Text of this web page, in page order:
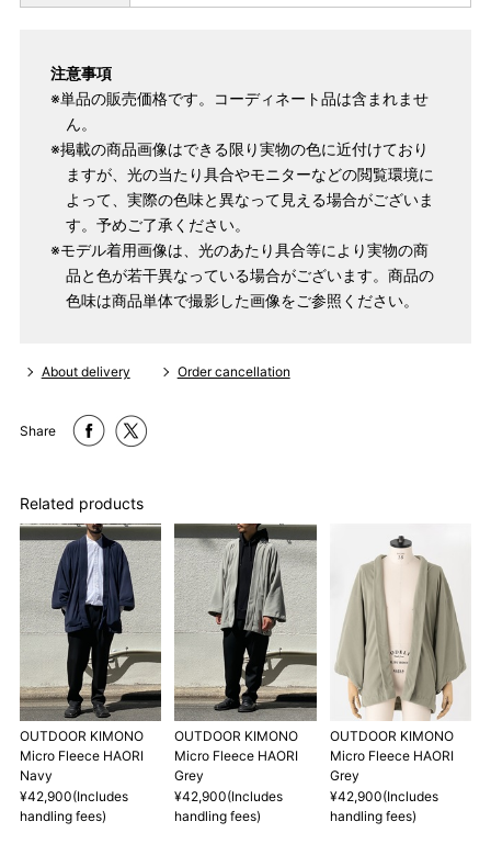
サイズ 身長目安 袖丈 裄
S 155～165cm
47.5cm 71.5cm
1尺2寸5分 1尺8寸8分
165～175cm
49.5cm 74cm
1尺3寸 1尺9寸5分
注意事項
※単品の販売価格です。コーディネート品は含まれませ
ん。
※掲載の商品画像はできる限り実物の色に近付けており
ますが、光の当たり具合やモニターなどの閲覧環境に
よって、実際の色味と異なって見える場合がございま
す。予めご了承ください。
※モデル着用画像は、光のあたり具合等により実物の商
品と色が若干異なっている場合がございます。商品の
色味は商品単体で撮影した画像をご参照ください。
About delivery Order cancellation
Share
Related products
OUTDOOR KIMONO
Micro Fleece HAORI
Navy
¥42,900(Includes
handling fees)
OUTDOOR KIMONO
Micro Fleece HAORI
Grey
¥42,900(Includes
handling fees)
OUTDOOR KIMONO
Micro Fleece HAORI
Grey
¥42,900(Includes
handling fees)